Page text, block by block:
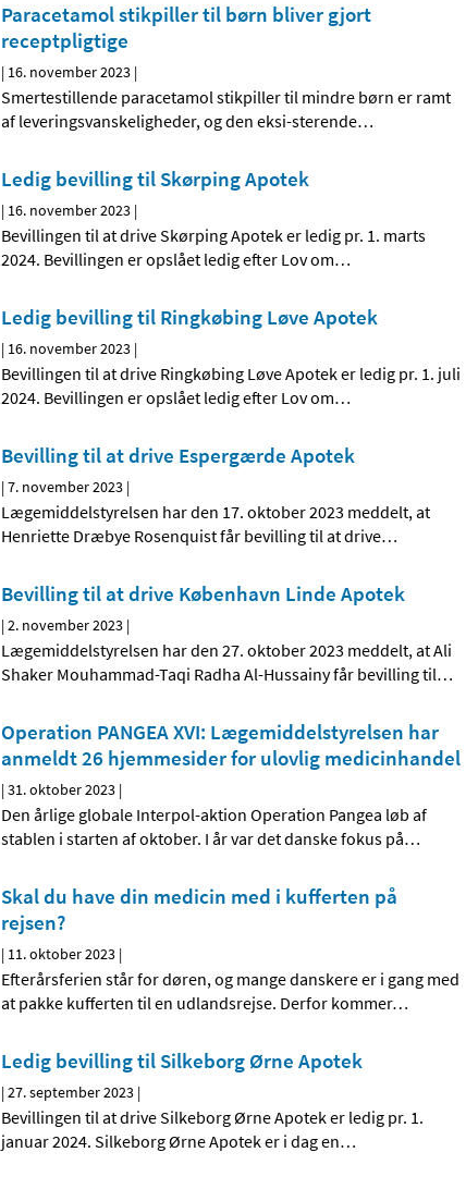
Paracetamol stikpiller til børn bliver gjort
receptpligtige
| 16. november 2023 |
Smertestillende paracetamol stikpiller til mindre børn er ramt
af leveringsvanskeligheder, og den eksi-sterende…
Ledig bevilling til Skørping Apotek
| 16. november 2023 |
Bevillingen til at drive Skørping Apotek er ledig pr. 1. marts
2024. Bevillingen er opslået ledig efter Lov om…
Ledig bevilling til Ringkøbing Løve Apotek
| 16. november 2023 |
Bevillingen til at drive Ringkøbing Løve Apotek er ledig pr. 1. juli
2024. Bevillingen er opslået ledig efter Lov om…
Bevilling til at drive Espergærde Apotek
|7. november 2023 |
Lægemiddelstyrelsen har den 17. oktober 2023 meddelt, at
Henriette Dræbye Rosenquist får bevilling til at drive…
Bevilling til at drive København Linde Apotek
|2. november 2023 |
Lægemiddelstyrelsen har den 27. oktober 2023 meddelt, at Ali
Shaker Mouhammad-Taqi Radha Al-Hussainy får bevilling til…
Operation PANGEA XVI: Lægemiddelstyrelsen har
anmeldt 26 hjemmesider for ulovlig medicinhandel
|31. oktober 2023 |
Den årlige globale Interpol-aktion Operation Pangea løb af
stablen i starten af oktober. I år var det danske fokus på…
Skal du have din medicin med i kufferten på
rejsen?
| 11. oktober 2023 |
Efterårsferien står for døren, og mange danskere er i gang med
at pakke kufferten til en udlandsrejse. Derfor kommer…
Ledig bevilling til Silkeborg Ørne Apotek
|27. september 2023 |
Bevillingen til at drive Silkeborg Ørne Apotek er ledig pr. 1.
januar 2024. Silkeborg Ørne Apotek er i dag en…